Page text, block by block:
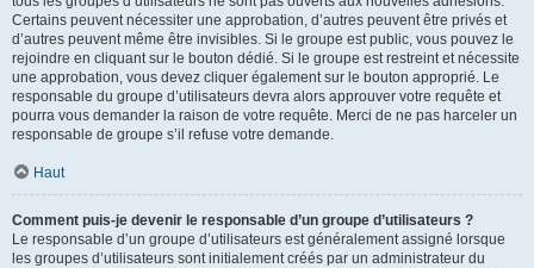
Certains peuvent nécessiter une approbation, d’autres peuvent être privés et
d’autres peuvent même être invisibles. Si le groupe est public, vous pouvez le
rejoindre en cliquant sur le bouton dédié. Si le groupe est restreint et nécessite
une approbation, vous devez cliquer également sur le bouton approprié. Le
responsable du groupe d’utilisateurs devra alors approuver votre requête et
pourra vous demander la raison de votre requête. Merci de ne pas harceler un
responsable de groupe s’il refuse votre demande.
Haut
Comment puis-je devenir le responsable d’un groupe d’utilisateurs ?
Le responsable d’un groupe d’utilisateurs est généralement assigné lorsque
les groupes d’utilisateurs sont initialement créés par un administrateur du